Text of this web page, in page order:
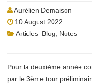
Aurélien Demaison
10 August 2022
Articles Blog
Notes
Pour la deuxième année
par le 3ème tour